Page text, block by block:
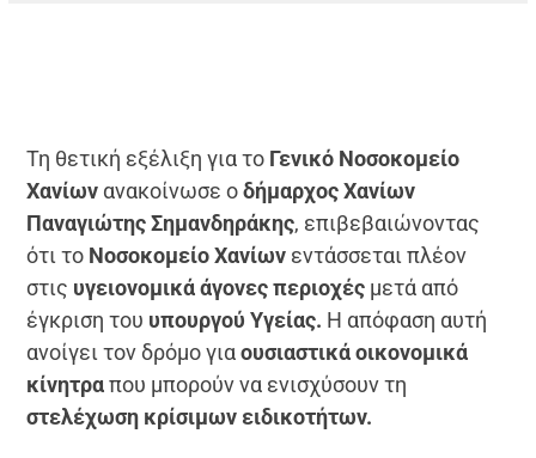
Τη θετική εξέλιξη για το Γενικό Νοσοκομείο
Χανίων ανακοίνωσε οδήμαρχος Χανίων
Παναγιώτης Σημανδηράκης, επιβεβαιώνοντας
ότι το Νοσοκομείο Χανίων εντάσσεται πλέον
στις υγειονομικά άγονες περιοχές μετά από
έγκριση του υπουργού Υγείας. Η απόφαση αυτή
ανοίγει τον δρόμο γιαουσιαστικά οικονομικά
κίνητραπου μπορούν να ενισχύσουν τη
στελέχωση κρίσιμων ειδικοτήτων.